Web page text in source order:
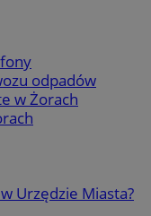
odpadów
w Żorach
Urzędzie Miasta?